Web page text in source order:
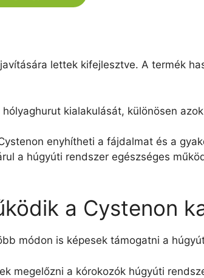
lettek kifejlesztve. A termék
kialakulását, különösen
enyhítheti a fájdalmat és a
a húgyúti rendszer egészséges
a Cystenon
módon is képesek támogatni a
megelőzni a kórokozók húgyúti